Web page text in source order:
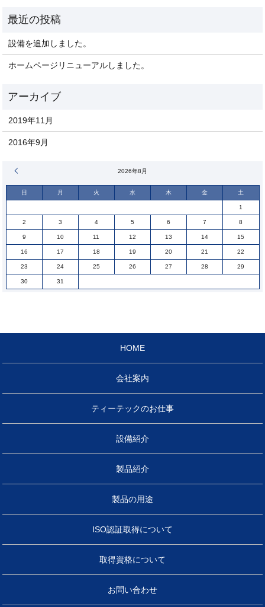
設備を追加しました。
ホームページリニューアルしました。
2019年11月
2016年9月
2026年8月
日 月 火 水 木 金 土
1
2 3 4 5 6 7 8
9 10 11 12 13 14 15
16 17 18 19 20 21 22
23 24 25 26 27 28 29
30 31
HOME
会社案内
ティーテックのお仕事
設備紹介
製品紹介
製品の用途
ISO認証取得について
取得資格について
お問い合わせ